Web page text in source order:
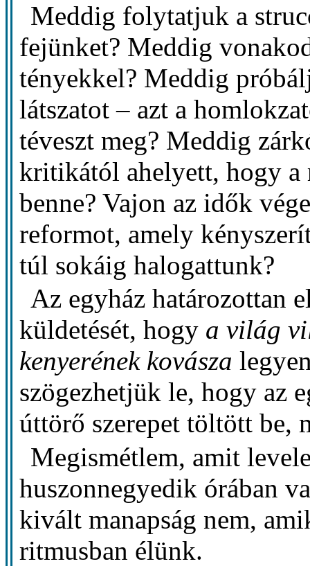
Meddig folytatjuk a
fejünket? Meddig
tényekkel? Meddig
látszatot – azt a
téveszt meg? Meddig
kritikától ahelyett, hogy a
benne? Vajon az idők
reformot, amely
túl sokáig halogattunk?
Az egyház határozottan
küldetését, hogy a világ
kenyerének kovásza
szögezhetjük le, hogy az
úttörő szerepet töltött be,
Megismétlem, amit
huszonnegyedik órában
kivált manapság nem,
ritmusban élünk.